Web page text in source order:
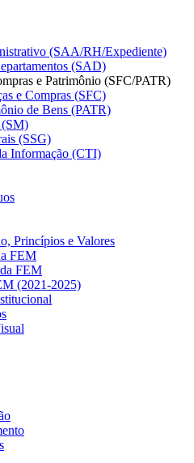
(SAA/RH/Expediente)
(SAD)
e Patrimônio (SFC/PATR)
e Compras (SFC)
de Bens (PATR)
(SM)
(SSG)
Informação (CTI)
Princípios e Valores
FEM
FEM
(2021-2025)